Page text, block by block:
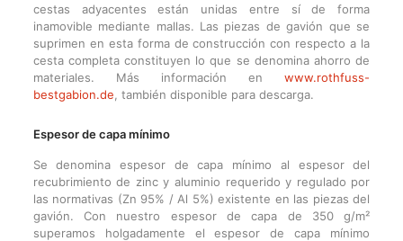
cestas adyacentes están unidas entre sí de forma
inamovible mediante mallas. Las piezas de gavión que se
suprimen en esta forma de construcción con respecto a la
cesta completa constituyen lo que se denomina ahorro de
materiales. Más información enwww.rothfuss-
bestgabion.de , también disponible para descarga.
Espesor de capa mínimo
Se denomina espesor de capa mínimo al espesor del
recubrimiento de zinc y aluminio requerido y regulado por
las normativas (Zn 95% / Al 5%) existente en las piezas del
gavión. Con nuestro espesor de capa de 350 g/m²
superamos holgadamente el espesor de capa mínimo